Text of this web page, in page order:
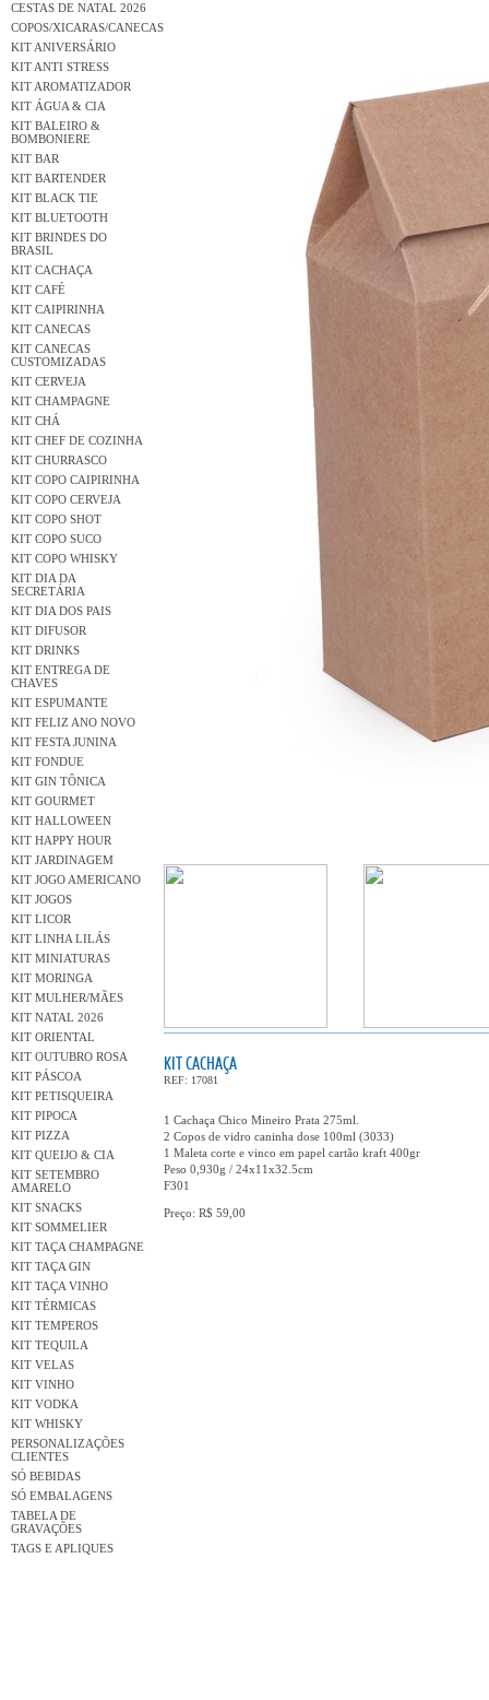
CESTAS DE NATAL 2026
COPOS/XICARAS/CANECAS
KIT ANIVERSÁRIO
KIT ANTI STRESS
KIT AROMATIZADOR
KIT ÁGUA & CIA
KIT BALEIRO &
BOMBONIERE
KIT BAR
KIT BARTENDER
KIT BLACK TIE
KIT BLUETOOTH
KIT BRINDES DO
BRASIL
KIT CACHAÇA
KIT CAFÉ
KIT CAIPIRINHA
KIT CANECAS
KIT CANECAS
CUSTOMIZADAS
KIT CERVEJA
KIT CHAMPAGNE
KIT CHÁ
KIT CHEF DE COZINHA
KIT CHURRASCO
KIT COPO CAIPIRINHA
KIT COPO CERVEJA
KIT COPO SHOT
KIT COPO SUCO
KIT COPO WHISKY
KIT DIA DA
SECRETÁRIA
KIT DIA DOS PAIS
KIT DIFUSOR
KIT DRINKS
KIT ENTREGA DE
CHAVES
KIT ESPUMANTE
KIT FELIZ ANO NOVO
KIT FESTA JUNINA
KIT FONDUE
KIT GIN TÔNICA
KIT GOURMET
KIT HALLOWEEN
KIT HAPPY HOUR
KIT JARDINAGEM
KIT JOGO AMERICANO
KIT JOGOS
KIT LICOR
KIT LINHA LILÁS
KIT MINIATURAS
KIT MORINGA
KIT MULHER/MÃES
KIT NATAL 2026
KIT ORIENTAL
KIT OUTUBRO ROSA
KIT PÁSCOA
KIT PETISQUEIRA
KIT PIPOCA
KIT PIZZA
KIT QUEIJO & CIA
KIT SETEMBRO
AMARELO
KIT SNACKS
KIT SOMMELIER
KIT TAÇA CHAMPAGNE
KIT TAÇA GIN
KIT TAÇA VINHO
KIT TÉRMICAS
KIT TEMPEROS
KIT TEQUILA
KIT VELAS
KIT VINHO
KIT VODKA
KIT WHISKY
PERSONALIZAÇÕES
CLIENTES
SÓ BEBIDAS
SÓ EMBALAGENS
TABELA DE
GRAVAÇÕES
TAGS E APLIQUES
KIT CACHAÇA
REF: 17081
1 Cachaça Chico Mineiro Prata 275ml.
2 Copos de vidro caninha dose 100ml (3033)
1 Maleta corte e vinco em papel cartão kraft 400gr
Peso 0,930g / 24x11x32.5cm
F301
Preço: R$ 59,00